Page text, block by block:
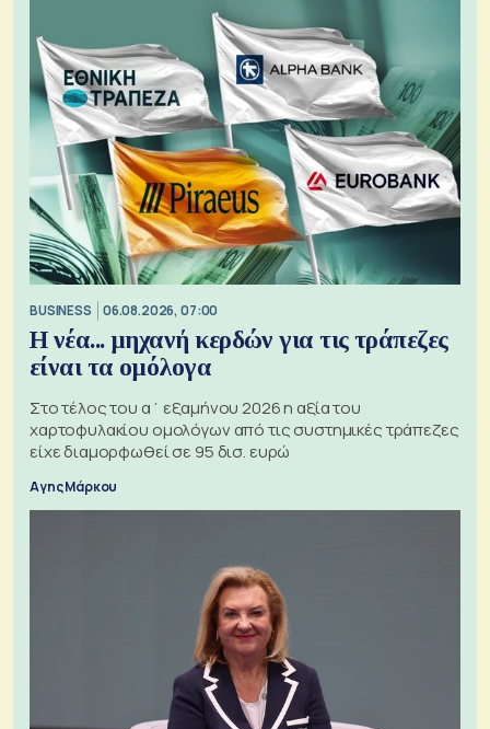
BUSINESS 06.08.2026, 07:00
Η νέα... μηχανή κερδών για τις τράπεζες
είναι τα ομόλογα
Στο τέλος του α΄ εξαμήνου 2026 η αξία του
χαρτοφυλακίου ομολόγων από τις συστημικές τράπεζες
είχε διαμορφωθεί σε 95 δισ. ευρώ
Αγης Μάρκου